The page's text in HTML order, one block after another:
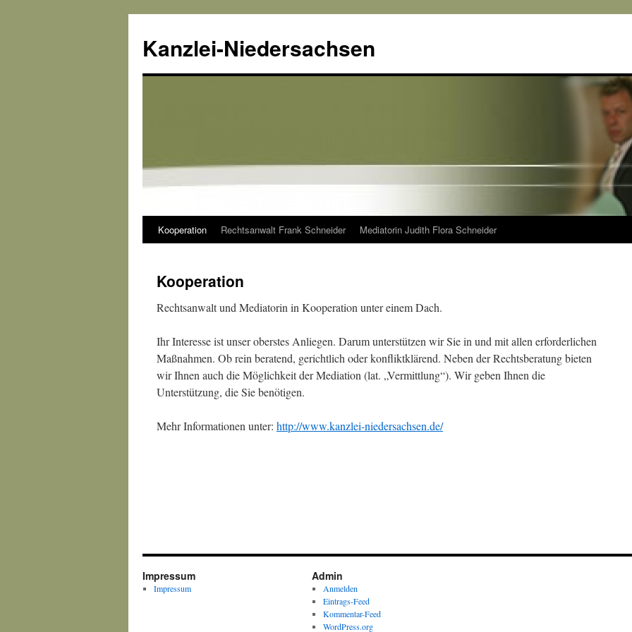
Kanzlei-Niedersachsen
Zum
springen
Kooperation Rechtsanwalt Frank Schneider Mediatorin Judith Flora Schneider
Kooperation
Rechtsanwalt und Mediatorin in Kooperation unter einem Dach.
Ihr Interesse ist unser oberstes Anliegen. Darum unterstützen wir Sie in und mit allen erforderlichen
Maßnahmen. Ob rein beratend, gerichtlich oder konfliktklärend. Neben der Rechtsberatung bieten
wir Ihnen auch die Möglichkeit der Mediation (lat. „Vermittlung“). Wir geben Ihnen die
Unterstützung, die Sie benötigen.
Mehr Informationen unter: http://www.kanzlei-niedersachsen.de/
Impressum
Impressum
Admin
Anmelden
Eintrags-Feed
Kommentar-Feed
WordPress.org